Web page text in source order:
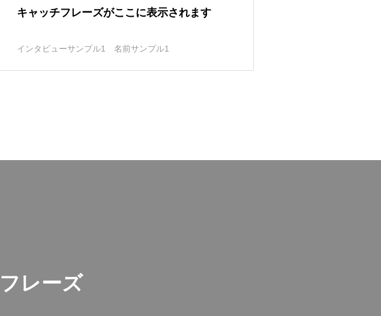
キャッチフレーズがここに表示されます
インタビューサンプル1 名前サンプル1
レーズ